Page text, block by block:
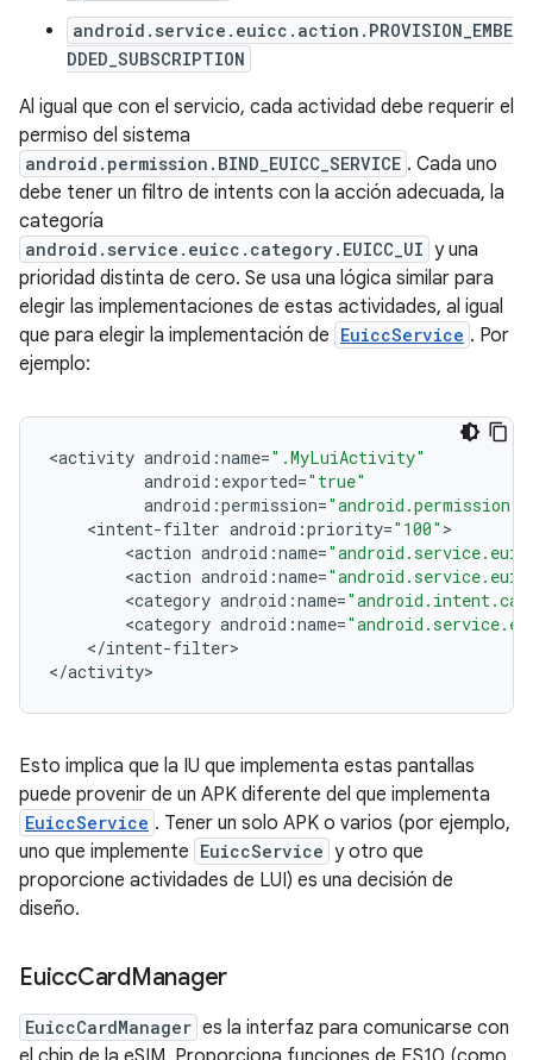
android.service.euicc.action.PROVISION_EMBE
DDED_SUBSCRIPTION
Al igual que con el servicio, cada actividad debe requerir el
permiso del sistema
android.permission.BIND_EUICC_SERVICE . Cada uno
debe tener un filtro de intents con la acción adecuada, la
categoría
android.service.euicc.category.EUICC_UI y una
prioridad distinta de cero. Se usa una lógica similar para
elegir las implementaciones de estas actividades, al igual
que para elegir la implementación de EuiccService . Por
ejemplo:
<activity android :name=".MyLuiActivity"
android : exported="true"
android :permission=
<intent-filter android :priority="100"
<action android :name=
<action android :name=
<category android :name=
<category android :name=
</intent-filter>
</activity
Esto implica que la IU que implementa estas pantallas
puede provenir de un APK diferente del que implementa
EuiccService . Tener un solo APK o varios (por ejemplo,
uno que implemente EuiccService y otro que
proporcione actividades de LUI) es una decisión de
diseño.
EuiccCardManager
EuiccCardManager es la interfaz para comunicarse con